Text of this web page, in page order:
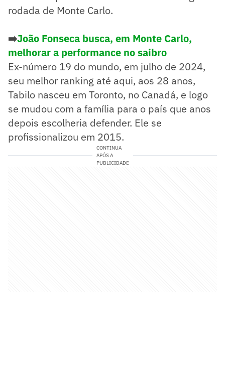
rodada de Monte Carlo.
➡️João Fonseca busca, em Monte Carlo,
melhorar a performance no saibro
Ex-número 19 do mundo, em julho de 2024,
seu melhor ranking até aqui, aos 28 anos,
Tabilo nasceu em Toronto, no Canadá, e logo
se mudou com a família para o país que anos
depois escolheria defender. Ele se
profissionalizou em 2015.
CONTINUA
APÓS A
PUBLICIDADE